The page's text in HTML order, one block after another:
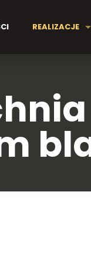
REALIZACJE